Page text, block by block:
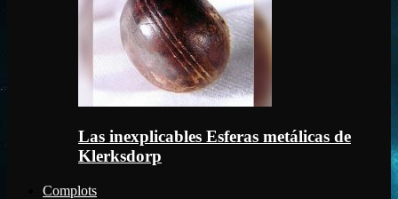
Las inexplicables Esferas metálicas de
Klerksdorp
Complots